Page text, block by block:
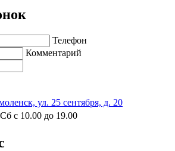
Телефон
Комментарий
ул. 25 сентября, д. 20
с 10.00 до 19.00